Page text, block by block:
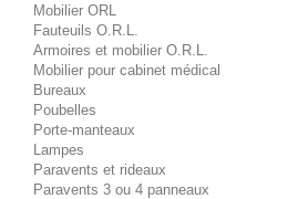
Mobilier ORL
Fauteuils O.R.L.
Armoires et mobilier O.R.L.
Mobilier pour cabinet médical
Bureaux
Poubelles
Porte-manteaux
Lampes
Paravents et rideaux
Paravents 3 ou 4 panneaux